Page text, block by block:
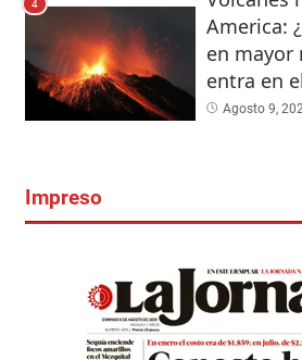
4
America:
en mayor
entra en
Agosto 9,
Impreso